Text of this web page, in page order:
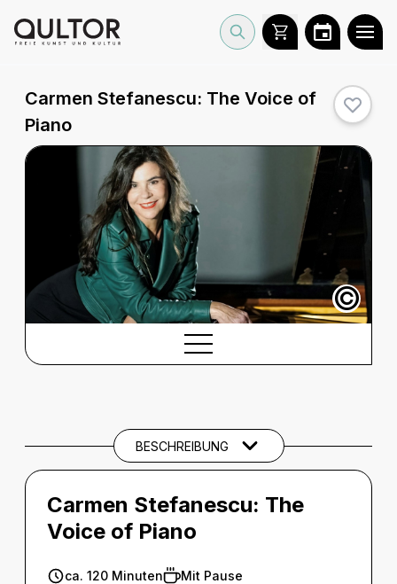
Carmen Stefanescu: The Voice of
Piano
©
THEMEN UND SCHLAGWÖRTER
BESCHREIBUNG
Carmen Stefanescu: The
Voice of Piano
ca. 120 Minuten Mit Pause